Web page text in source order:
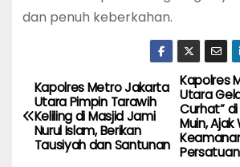
dan penuh keberkahan.
P
o
Kapolres
Utara
Curhat”
Muin,
Persatuan
Kapolres Metro Jakarta
Utara Pimpin Tarawih
Keliling di Masjid Jami
Nurul Islam, Berikan
Tausiyah dan Santunan